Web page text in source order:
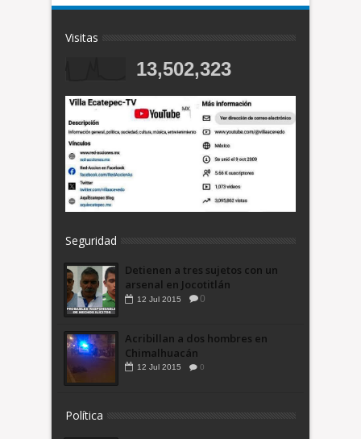
Visitas
13,502,323
Seguridad
Detienen a tres sujetos con un
arsenal en Jocotitlán
12 Jul 2015 0
Acribillan a dos hombres en
Chimalhuacán
12 Jul 2015 0
Política